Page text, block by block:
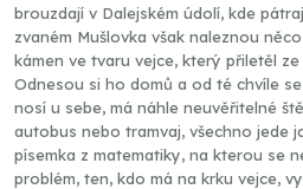
brouzdají v Dalejském údolí, kde
zvaném Mušlovka však naleznou
kámen ve tvaru vejce, který přiletěl
Odnesou si ho domů a od té chvíle
nosí u sebe, má náhle neuvěřitelné
autobus nebo tramvaj, všechno jede
písemka z matematiky, na kterou se
problém, ten, kdo má na krku vejce,